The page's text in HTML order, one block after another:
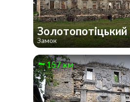
Золотопотіцький
Замок
157 км